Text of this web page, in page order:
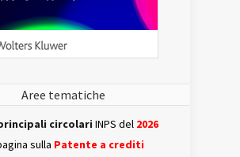
Aree tematiche
circolari INPS del 2026
sulla Patente a crediti